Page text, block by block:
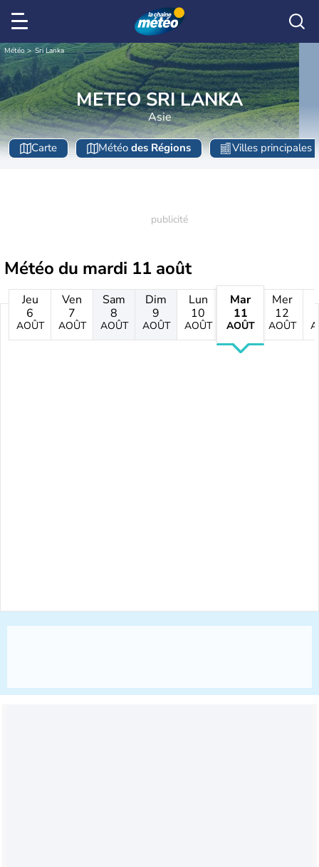
Météo Sri Lanka
METEO SRI LANKA
Asie
Carte Météo des Régions Villes principales
Météo du mardi 11 août
Jeu
6
AOÛT
Ven
7
AOÛT
Sam
8
AOÛT
Dim
9
AOÛT
Lun
10
AOÛT
Mar
11
AOÛT
Mer
12
AOÛT